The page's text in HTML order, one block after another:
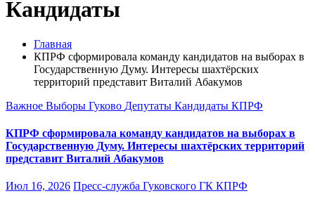
Кандидаты
Главная
КПРФ сформировала команду кандидатов на выборах в
Государственную Думу. Интересы шахтёрских
территорий представит Виталий Абакумов
Важное Выборы Гуково Депутаты Кандидаты КПРФ
КПРФ сформировала команду кандидатов на выборах в
Государственную Думу. Интересы шахтёрских территорий
представит Виталий Абакумов
Июл 16, 2026 Пресс-служба Гуковского ГК КПРФ